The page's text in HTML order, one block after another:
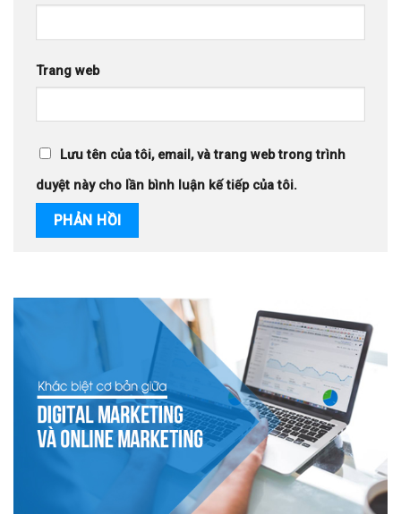
Trang web
Lưu tên của tôi, email, và trang web trong trình
duyệt này cho lần bình luận kế tiếp của tôi.